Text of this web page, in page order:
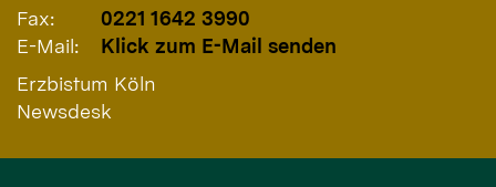
Fax:
0221 1642 3990
E-Mail:
Klick zum E-Mail senden
Erzbistum Köln
Newsdesk